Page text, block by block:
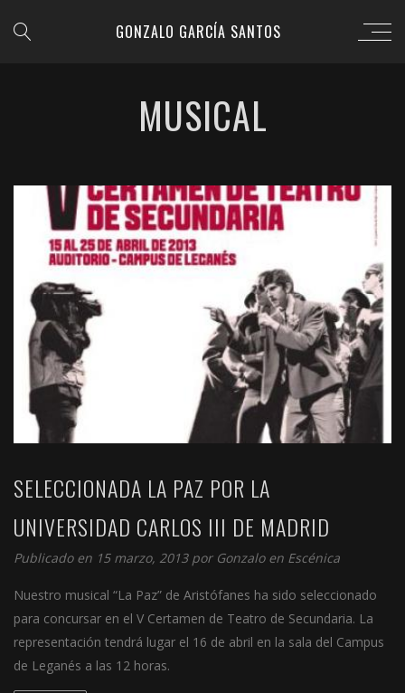
GONZALO GARCÍA SANTOS
MUSICAL
SELECCIONADA LA PAZ POR LA
UNIVERSIDAD CARLOS III DE MADRID
Publicado en 15 marzo, 2013 por Gonzalo en Escénica
Nuestro musical “La Paz” de Aristófanes ha sido seleccionado
para concursar en el V Certamen de Teatro de Secundaria. La
representación tendrá lugar el 16 de abril en la sala del Campus
de Leganés a las 12 horas.